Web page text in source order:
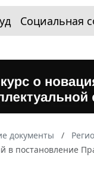
Социальная
документы
постановление